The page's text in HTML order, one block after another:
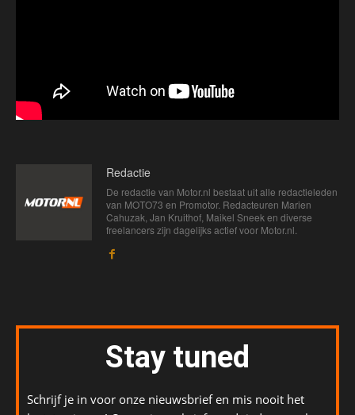
Redactie
De redactie van Motor.nl bestaat uit alle redactieleden
van MOTO73 en Promotor. Redacteuren Marien
Cahuzak, Jan Kruithof, Maikel Sneek en diverse
freelancers zijn dagelijks actief voor Motor.nl.
Stay tuned
Schrijf je in voor onze nieuwsbrief en mis nooit het